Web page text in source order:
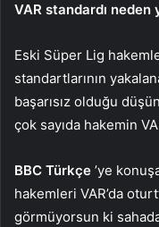
VAR standardı neden
Eski Süper Lig
standartlarının
başarısız olduğu
çok sayıda hakemin
BBC Türkçe ’ye
hakemleri VAR’da
görmüyorsun ki